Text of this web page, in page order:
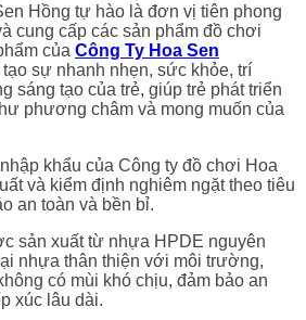
Hồng tự hào là đơn vị tiên phong
cung cấp các sản phẩm đồ chơi
của Công Ty Hoa Sen
sự nhanh nhẹn, sức khỏe, trí
sáng tạo của trẻ, giúp trẻ phát triển
phương châm và mong muốn của
khẩu của Công ty đồ chơi Hoa
và kiểm định nghiêm ngặt theo tiêu
an toàn và bền bỉ.
sản xuất từ nhựa HPDE nguyên
nhựa thân thiện với môi trường,
có mùi khó chịu, đảm bảo an
xúc lâu dài.